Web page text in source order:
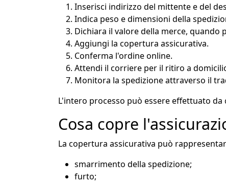
Inserisci indirizzo del mittente e del
Indica peso e dimensioni della
Dichiara il valore della merce, quando
Aggiungi la copertura assicurativa.
Conferma l'ordine online.
Attendi il corriere per il ritiro a
Monitora la spedizione attraverso il
L'intero processo può essere effettuato
Cosa copre
La copertura assicurativa può
smarrimento della spedizione;
furto;